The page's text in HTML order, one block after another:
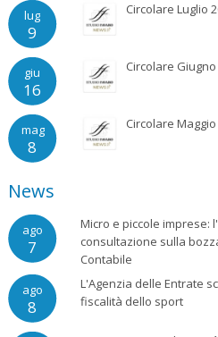
lug
9
Circolare Luglio
giu
16
Circolare Giugno
mag
8
Circolare Maggio
News
ago
7
Micro e piccole imprese:
consultazione sulla
Contabile
ago
8
L'Agenzia delle Entrate
fiscalità dello sport